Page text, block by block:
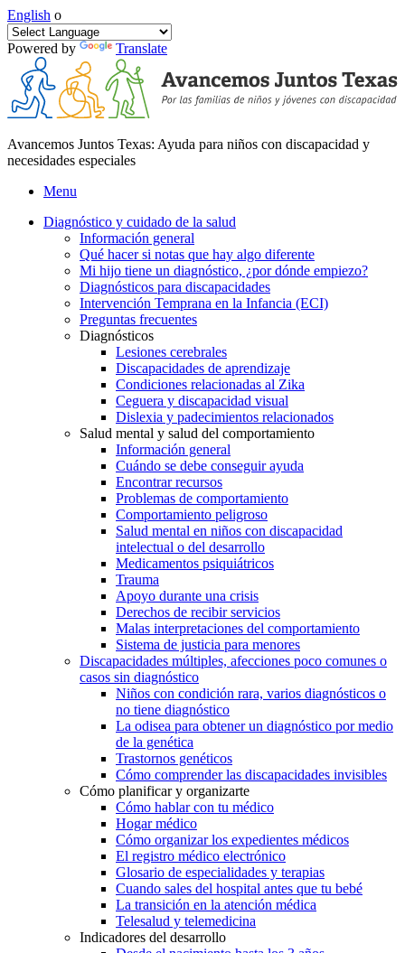
English o
Powered by Translate
Avancemos Juntos Texas: Ayuda para niños con discapacidad y
necesidades especiales
Menu
Diagnóstico y cuidado de la salud
Información general
Qué hacer si notas que hay algo diferente
Mi hijo tiene un diagnóstico, ¿por dónde empiezo?
Diagnósticos para discapacidades
Intervención Temprana en la Infancia (ECI)
Preguntas frecuentes
Diagnósticos
Lesiones cerebrales
Discapacidades de aprendizaje
Condiciones relacionadas al Zika
Ceguera y discapacidad visual
Dislexia y padecimientos relacionados
Salud mental y salud del comportamiento
Información general
Cuándo se debe conseguir ayuda
Encontrar recursos
Problemas de comportamiento
Comportamiento peligroso
Salud mental en niños con discapacidad
intelectual o del desarrollo
Medicamentos psiquiátricos
Trauma
Apoyo durante una crisis
Derechos de recibir servicios
Malas interpretaciones del comportamiento
Sistema de justicia para menores
Discapacidades múltiples, afecciones poco comunes o
casos sin diagnóstico
Niños con condición rara, varios diagnósticos o
no tiene diagnóstico
La odisea para obtener un diagnóstico por medio
de la genética
Trastornos genéticos
Cómo comprender las discapacidades invisibles
Cómo planificar y organizarte
Cómo hablar con tu médico
Hogar médico
Cómo organizar los expedientes médicos
El registro médico electrónico
Glosario de especialidades y terapias
Cuando sales del hospital antes que tu bebé
La transición en la atención médica
Telesalud y telemedicina
Indicadores del desarrollo